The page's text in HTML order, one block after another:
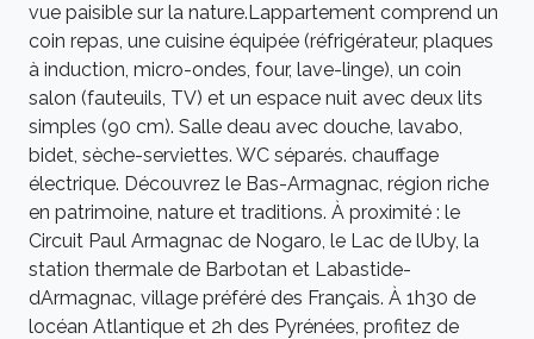
vue paisible sur la nature.Lappartement comprend un
coin repas, une cuisine équipée (réfrigérateur, plaques
à induction, micro-ondes, four, lave-linge), un coin
salon (fauteuils, TV) et un espace nuit avec deux lits
simples (90 cm). Salle deau avec douche, lavabo,
bidet, sèche-serviettes. WC séparés. chauffage
électrique. Découvrez le Bas-Armagnac, région riche
en patrimoine, nature et traditions. À proximité : le
Circuit Paul Armagnac de Nogaro, le Lac de lUby, la
station thermale de Barbotan et Labastide-
dArmagnac, village préféré des Français. À 1h30 de
locéan Atlantique et 2h des Pyrénées, profitez de